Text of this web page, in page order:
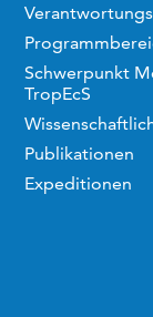
Schwerpunkt
TropEcS
Publikationen
Expeditionen